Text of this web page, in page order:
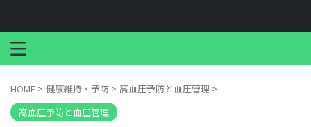
HOME > 健康維持・予防 > 高血圧予防と血圧管理 >
高血圧予防と血圧管理